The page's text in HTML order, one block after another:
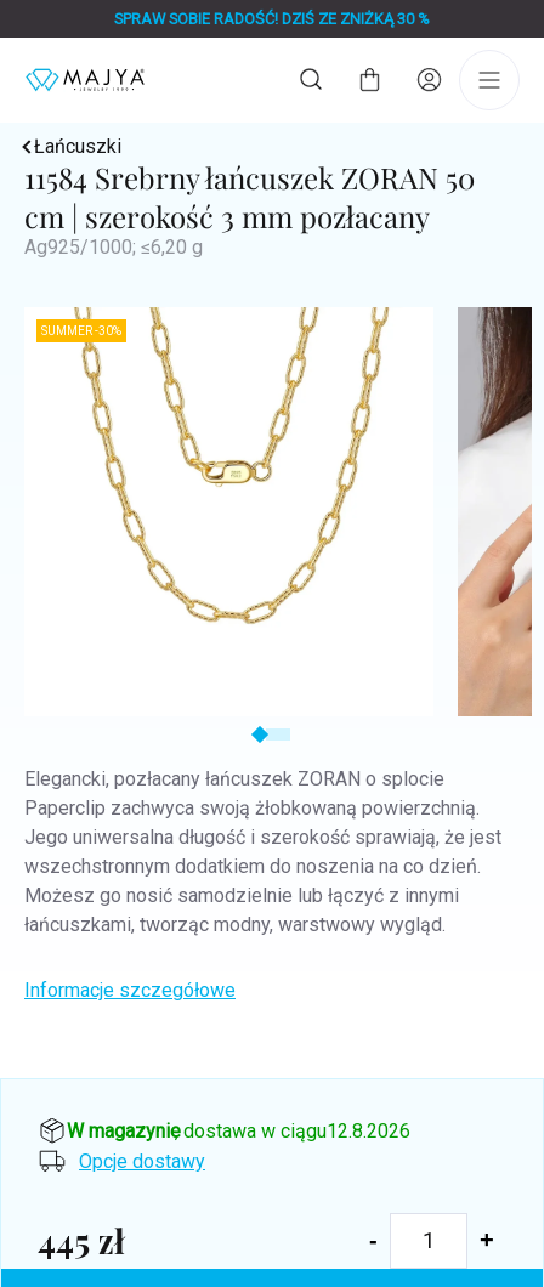
do
SPRAW SOBIE RADOŚĆ! DZIŚ ZE ZNIŻKĄ 30 %
Koszyk
Łańcuszki
11584 Srebrny łańcuszek ZORAN 50
cm | szerokość 3 mm pozłacany
Ag925/1000; ≤6,20 g
SUMMER -30%
Elegancki, pozłacany łańcuszek ZORAN o splocie
Paperclip zachwyca swoją żłobkowaną powierzchnią.
Jego uniwersalna długość i szerokość sprawiają, że jest
wszechstronnym dodatkiem do noszenia na co dzień.
Możesz go nosić samodzielnie lub łączyć z innymi
łańcuszkami, tworząc modny, warstwowy wygląd.
Informacje szczegółowe
W magazynie, dostawa w ciągu12.8.2026
Opcje dostawy
445 zł
Cena